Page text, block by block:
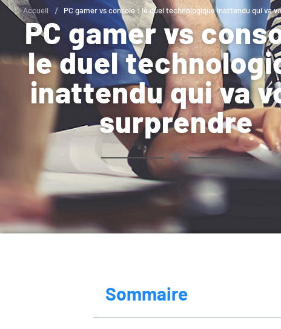
Accueil / PC gamer vs console : le duel technologique inattendu qui va
PC gamer vs
le duel
inattendu qui va
surprendre
Sommaire